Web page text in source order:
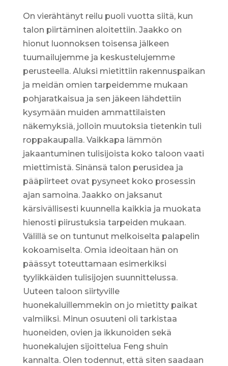
On vierähtänyt reilu puoli vuotta siitä, kun
talon piirtäminen aloitettiin. Jaakko on
hionut luonnoksen toisensa jälkeen
tuumailujemme ja keskustelujemme
perusteella. Aluksi mietittiin rakennuspaikan
ja meidän omien tarpeidemme mukaan
pohjaratkaisua ja sen jäkeen lähdettiin
kysymään muiden ammattilaisten
näkemyksiä, jolloin muutoksia tietenkin tuli
roppakaupalla. Vaikkapa lämmön
jakaantuminen tulisijoista koko taloon vaati
miettimistä. Sinänsä talon perusidea ja
pääpiirteet ovat pysyneet koko prosessin
ajan samoina. Jaakko on jaksanut
kärsivällisesti kuunnella kaikkia ja muokata
hienosti piirustuksia tarpeiden mukaan.
Välillä se on tuntunut melkoiselta palapelin
kokoamiselta. Omia ideoitaan hän on
päässyt toteuttamaan esimerkiksi
tyylikkäiden tulisijojen suunnittelussa.
Uuteen taloon siirtyville
huonekaluillemmekin on jo mietitty paikat
valmiiksi. Minun osuuteni oli tarkistaa
huoneiden, ovien ja ikkunoiden sekä
huonekalujen sijoittelua Feng shuin
kannalta. Olen todennut, että siten saadaan